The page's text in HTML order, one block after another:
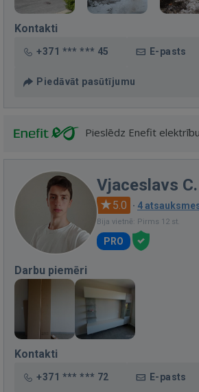
Kontakti
+371 *** *** 45 E-pasts
Piedāvāt pasūtījumu
Pieslēdz Enefit
Vjaceslavs C.
5.0 · 4
Bija vietnē: Pirms 12 st.
PRO
Darbu piemēri
Kontakti
+371 *** *** 72 E-pasts